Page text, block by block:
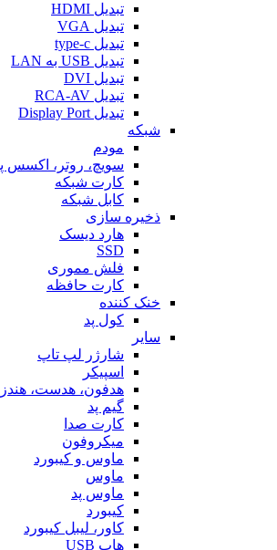
تبدیل HDMI
تبدیل VGA
تبدیل type-c
تبدیل USB به LAN
تبدیل DVI
تبدیل RCA-AV
تبدیل Display Port
شبکه
مودم
سویچ، روتر، اکسس
کارت شبکه
کابل شبکه
ذخیره سازی
هارد دیسک
SSD
فلش مموری
کارت حافظه
خنک کننده
کول پد
سایر
شارژر لپ تاپ
اسپیکر
هدفون، هدست،
گیم پد
کارت صدا
میکروفون
ماوس و کیبورد
ماوس
ماوس پد
کیبورد
کاور، لیبل کیبورد
هاب USB